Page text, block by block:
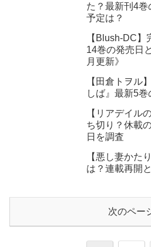
た？最新刊4
予定は？
【Blush-DC
14巻の発売日
月更新》
【田倉トヲル
しば』最新5
【リアデイル
ち切り？休載
日を調査
【悪し妻かた
は？連載再開
次のペー